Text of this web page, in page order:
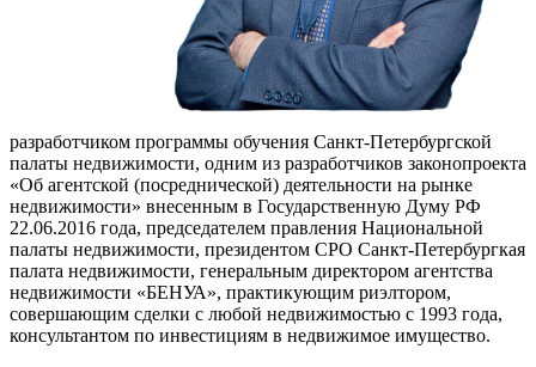
разработчиком программы обучения Санкт-Петербургской
палаты недвижимости, одним из разработчиков законопроекта
«Об агентской (посреднической) деятельности на рынке
недвижимости» внесенным в Государственную Думу РФ
22.06.2016 года, председателем правления Национальной
палаты недвижимости, президентом СРО Санкт-Петербургкая
палата недвижимости, генеральным директором агентства
недвижимости «БЕНУА», практикующим риэлтором,
совершающим сделки с любой недвижимостью с 1993 года,
консультантом по инвестициям в недвижимое имущество.